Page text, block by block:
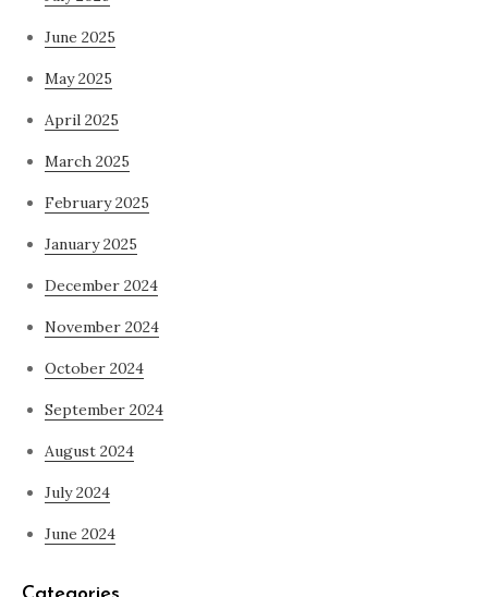
June 2025
May 2025
April 2025
March 2025
February 2025
January 2025
December 2024
November 2024
October 2024
September 2024
August 2024
July 2024
June 2024